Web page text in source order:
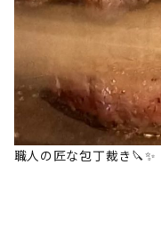
職人の匠な包丁裁き🔪✨